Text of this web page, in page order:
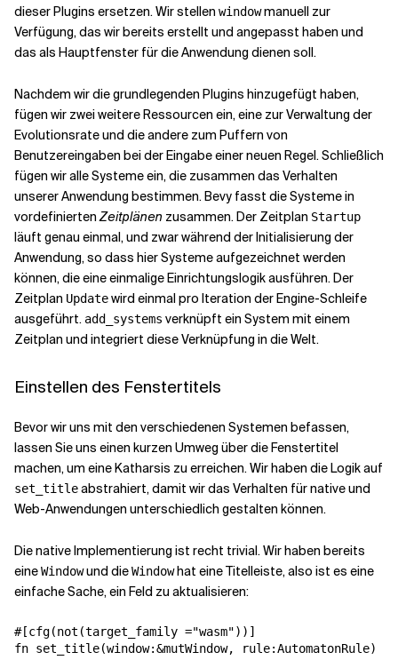
dieser Plugins ersetzen. Wir stellen windowmanuell zur
Verfügung, das wir bereits erstellt und angepasst haben und
das als Hauptfenster für die Anwendung dienen soll.
Nachdem wir die grundlegenden Plugins hinzugefügt haben,
fügen wir zwei weitere Ressourcen ein, eine zur Verwaltung der
Evolutionsrate und die andere zum Puffern von
Benutzereingaben bei der Eingabe einer neuen Regel. Schließlich
fügen wir alle Systeme ein, die zusammen das Verhalten
unserer Anwendung bestimmen. Bevy fasst die Systeme in
vordefiniertenZeitplänen zusammen. Der Zeitplan Startup
läuft genau einmal, und zwar während der Initialisierung der
Anwendung, so dass hier Systeme aufgezeichnet werden
können, die eine einmalige Einrichtungslogik ausführen. Der
Zeitplan Updatewird einmal pro Iteration der Engine-Schleife
ausgeführt. add_systems verknüpft ein System mit einem
Zeitplan und integriert diese Verknüpfung in die Welt.
Einstellen des Fenstertitels
Bevor wir uns mit den verschiedenen Systemen befassen,
lassen Sie uns einen kurzen Umweg über die Fenstertitel
machen, um eine Katharsis zu erreichen. Wir haben die Logik auf
set_titleabstrahiert, damit wir das Verhalten für native und
Web-Anwendungen unterschiedlich gestalten können.
Die native Implementierung ist recht trivial. Wir haben bereits
eineWindowund dieWindowhat eine Titelleiste, also ist es eine
einfache Sache, ein Feld zu aktualisieren:
#[cfg(not(target_family ="wasm"))]
fn set_title(window:&mutWindow, rule:AutomatonRule)